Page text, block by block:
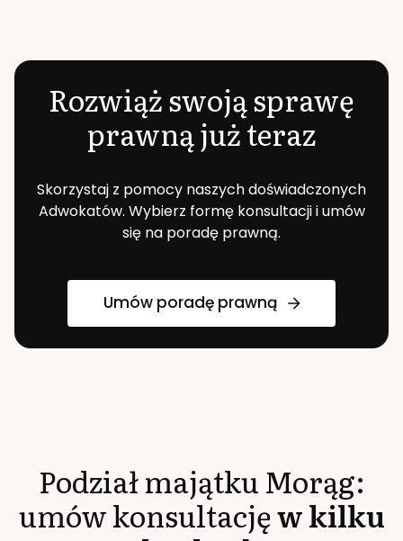
Rozwiąż swoją sprawę
prawną już teraz
Skorzystaj z pomocy naszych doświadczonych
Adwokatów. Wybierz formę konsultacji i umów
się na poradę prawną.
Umów poradę prawną
Podział majątkuMorąg:
umów konsultacjęw kilku